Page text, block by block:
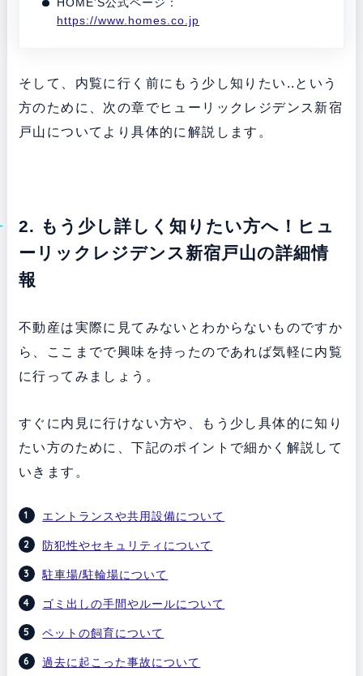
https://www.homes.co.jp
そして、内覧に行く前にもう少し知りたい..という
方のために、次の章でヒューリックレジデンス新宿
戸山についてより具体的に解説します。
2. もう少し詳しく知りたい方へ！ヒュ
ーリックレジデンス新宿戸山の詳細情
報
不動産は実際に見てみないとわからないものですか
ら、ここまでで興味を持ったのであれば気軽に内覧
に行ってみましょう。
すぐに内見に行けない方や、もう少し具体的に知り
たい方のために、下記のポイントで細かく解説して
いきます。
エントランスや共用設備について
防犯性やセキュリティについて
駐車場/駐輪場について
ゴミ出しの手間やルールについて
ペットの飼育について
過去に起こった事故について